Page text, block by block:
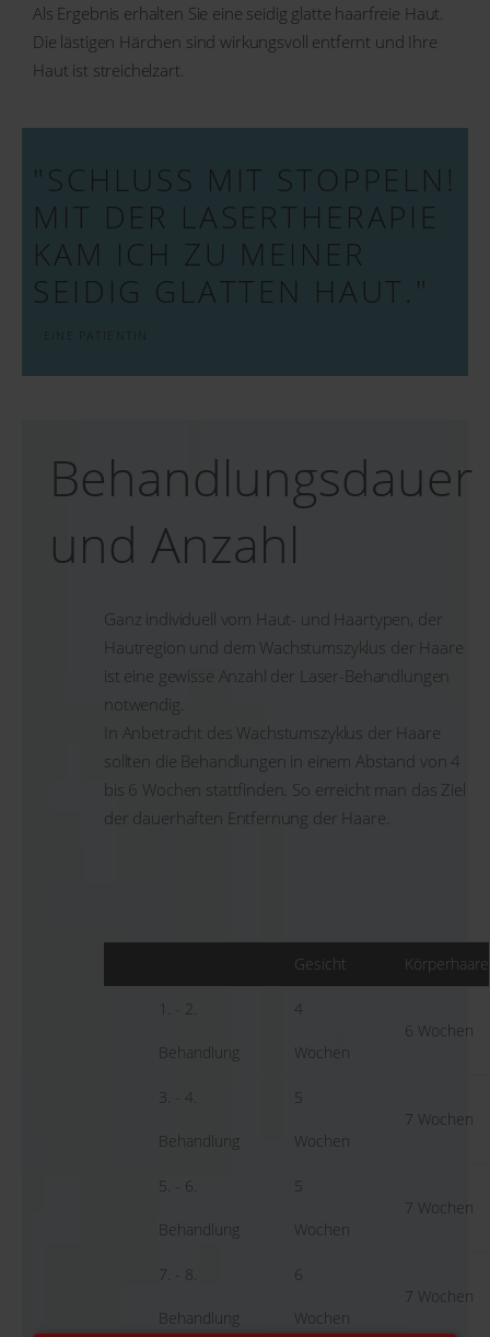
Als Ergebnis erhalten Sie eine seidig glatte haarfreie Haut.
Die lästigen Härchen sind wirkungsvoll entfernt und Ihre
Haut ist streichelzart.
"SCHLUSS MIT STOPPELN!
MIT DER LASERTHERAPIE
KAM ICH ZU MEINER
SEIDIG GLATTEN HAUT."
Behandlungs­dauer
und Anzahl
Ganz individuell vom Haut- und Haartypen, der
Hautregion und dem Wachstumszyklus der Haare
ist eine gewisse Anzahl der Laser-Behandlungen
notwendig.
In Anbetracht des Wachstumszyklus der Haare
sollten die Behandlungen in einem Abstand von 4
bis 6 Wochen stattfinden. So erreicht man das Ziel
der dauerhaften Entfernung der Haare.
Gesicht Körperhaare
1. - 2.
Behandlung
4
Wochen
6 Wochen
3. - 4.
Behandlung
5
Wochen
7 Wochen
5. - 6.
Behandlung
5
Wochen
7 Wochen
7. - 8.
Behandlung
6
Wochen
7 Wochen